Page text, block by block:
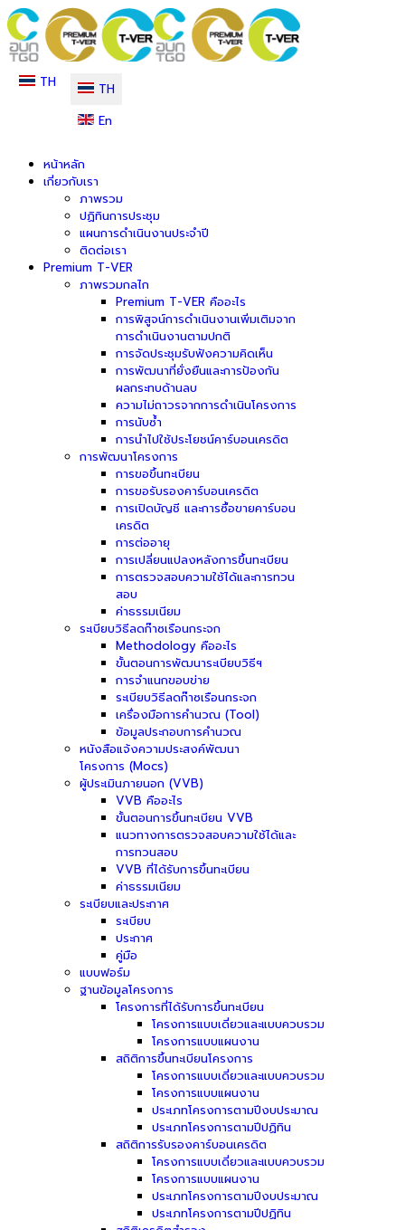
TH
TH
En
หน้าหลัก
เกี่ยวกับเรา
ภาพรวม
ปฏิทินการประชุม
แผนการดำเนินงานประจำปี
ติดต่อเรา
Premium T-VER
ภาพรวมกลไก
Premium T-VER คืออะไร
การพิสูจน์การดำเนินงานเพิ่มเติมจาก
การดำเนินงานตามปกติ
การจัดประชุมรับฟังความคิดเห็น
การพัฒนาที่ยั่งยืนและการป้องกัน
ผลกระทบด้านลบ
ความไม่ถาวรจากการดำเนินโครงการ
การนับซ้ำ
การนำไปใช้ประโยชน์คาร์บอนเครดิต
การพัฒนาโครงการ
การขอขึ้นทะเบียน
การขอรับรองคาร์บอนเครดิต
การเปิดบัญชี และการซื้อขายคาร์บอน
เครดิต
การต่ออายุ
การเปลี่ยนแปลงหลังการขึ้นทะเบียน
การตรวจสอบความใช้ได้และการทวน
สอบ
ค่าธรรมเนียม
ระเบียบวิธีลดก๊าซเรือนกระจก
Methodology คืออะไร
ขั้นตอนการพัฒนาระเบียบวิธีฯ
การจำแนกขอบข่าย
ระเบียบวิธีลดก๊าซเรือนกระจก
เครื่องมือการคำนวณ (Tool)
ข้อมูลประกอบการคำนวณ
หนังสือแจ้งความประสงค์พัฒนา
โครงการ (Mocs)
ผู้ประเมินภายนอก (VVB)
VVB คืออะไร
ขั้นตอนการขึ้นทะเบียน VVB
แนวทางการตรวจสอบความใช้ได้และ
การทวนสอบ
VVB ที่ได้รับการขึ้นทะเบียน
ค่าธรรมเนียม
ระเบียบและประกาศ
ระเบียบ
ประกาศ
คู่มือ
แบบฟอร์ม
ฐานข้อมูลโครงการ
โครงการที่ได้รับการขึ้นทะเบียน
โครงการแบบเดี่ยวและแบบควบรวม
โครงการแบบแผนงาน
สถิติการขึ้นทะเบียนโครงการ
โครงการแบบเดี่ยวและแบบควบรวม
โครงการแบบแผนงาน
ประเภทโครงการตามปีงบประมาณ
ประเภทโครงการตามปีปฏิทิน
สถิติการรับรองคาร์บอนเครดิต
โครงการแบบเดี่ยวและแบบควบรวม
โครงการแบบแผนงาน
ประเภทโครงการตามปีงบประมาณ
ประเภทโครงการตามปีปฏิทิน